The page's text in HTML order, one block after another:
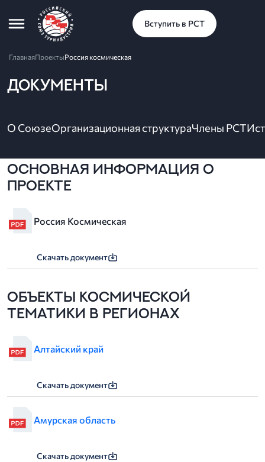
Вступить в РСТ
ГлавнаяПроектыРоссия космическая
ДОКУМЕНТЫ
О СоюзеОрганизационная структураЧлены РСТ
Основная информация о
проекте
Россия Космическая
Скачать документ
Объекты космической
тематики в регионах
Алтайский край
Скачать документ
Амурская область
Скачать документ